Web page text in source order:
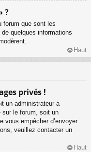
?
forum que sont les
quelques informations
Haut
privés !
un administrateur a
sur le forum, soit un
vous empêcher d’envoyer
veuillez contacter un
Haut